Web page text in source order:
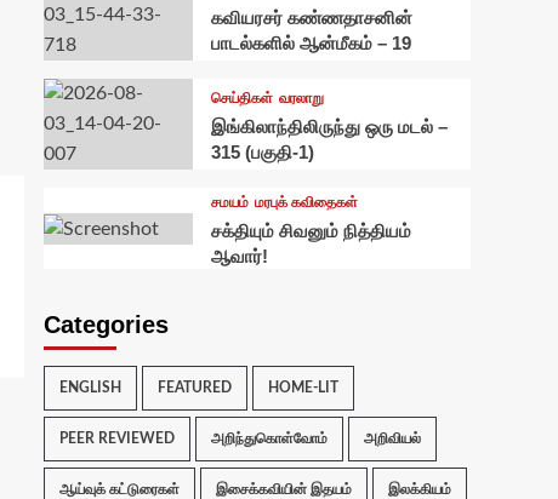
கவியரசர் கண்ணதாசனின்
பாடல்களில் ஆன்மீகம் – 19
செய்திகள் வரலாறு
இங்கிலாந்திலிருந்து ஒரு மடல் –
315 (பகுதி-1)
சமயம் மரபுக் கவிதைகள்
சக்தியும் சிவனும் நித்தியம்
ஆவார்!
Categories
ENGLISH FEATURED HOME-LIT
PEER REVIEWED அறிந்துகொள்வோம் அறிவியல்
ஆய்வுக் கட்டுரைகள் இசைக்கவியின் இதயம் இலக்கியம்